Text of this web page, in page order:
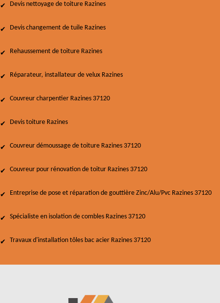
Devis nettoyage de toiture Razines
Devis changement de tuile Razines
Rehaussement de toiture Razines
Réparateur, installateur de velux Razines
Couvreur charpentier Razines 37120
Devis toiture Razines
Couvreur démoussage de toiture Razines 37120
Couvreur pour rénovation de toitur Razines 37120
Entreprise de pose et réparation de gouttière Zinc/Alu/Pvc Razines 37120
Spécialiste en isolation de combles Razines 37120
Travaux d'installation tôles bac acier Razines 37120